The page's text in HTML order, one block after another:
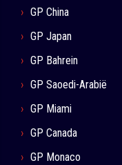
GP China
GP Japan
GP Bahrein
GP Saoedi-Arabië
GP Miami
GP Canada
GP Monaco